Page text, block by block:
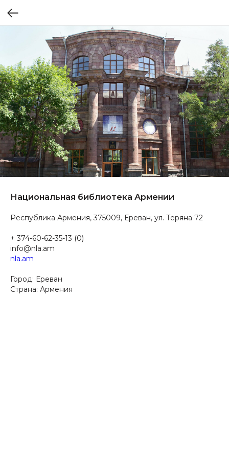
Национальная библиотека Армении
Республика Армения, 375009, Ереван, ул. Теряна 72
+ 374-60-62-35-13 (0)
info@nla.am
nla.am
Город: Ереван​
Страна: Армения​